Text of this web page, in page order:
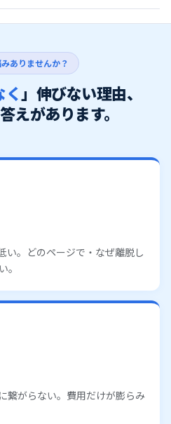
ありませんか？
」伸びない理由、
えがあります。
い。どのページで・なぜ離脱し
。
繋がらない。費用だけが膨らみ